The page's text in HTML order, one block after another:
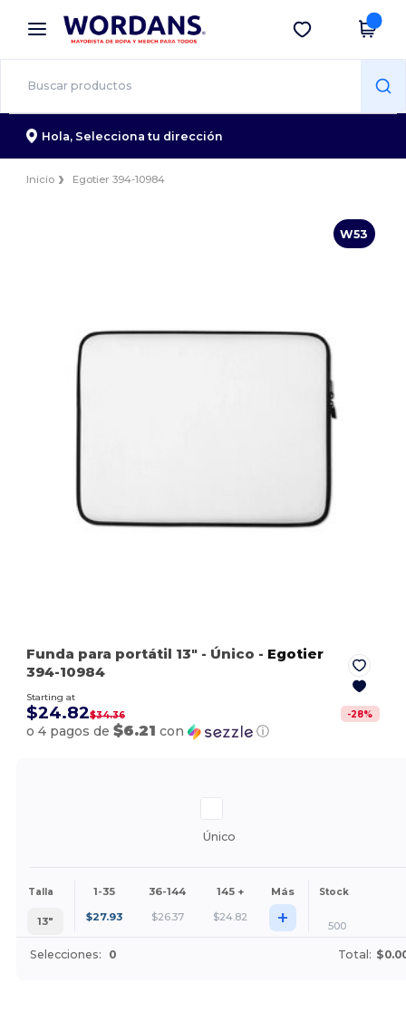
× App de Wordans
¡Mejores precios en app!
Descargar app
Hola, Selecciona tu dirección
Inicio Egotier 394-10984
W53
Funda para portátil 13″ - Único - Egotier
394-10984
Starting at
$24.82$34.36 -28%
o 4 pagos de$6.21 con ⓘ
Único
Talla 1-35 36-144 145 + Más Stock
13″ $27.93 $26.37 $24.82 + 500
Selecciones: 0 Total: